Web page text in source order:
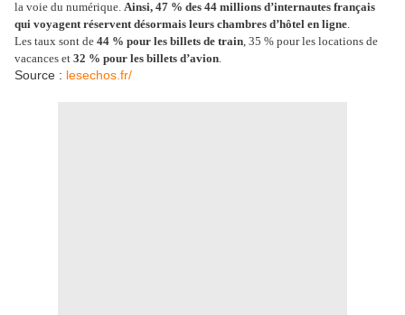
la voie du numérique. Ainsi, 47 % des 44 millions d’internautes français
qui voyagent réservent désormais leurs chambres d’hôtel en ligne.
Les taux sont de 44 % pour les billets de train, 35 % pour les locations de
vacances et 32 % pour les billets d’avion.
Source : lesechos.fr/